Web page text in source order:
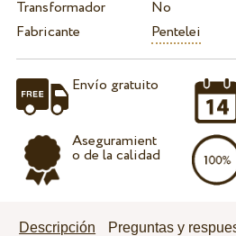
Transformador
No
Fabricante
Pentelei
Envío gratuito
Aseguramient
o de la calidad
Descripción Preguntas y